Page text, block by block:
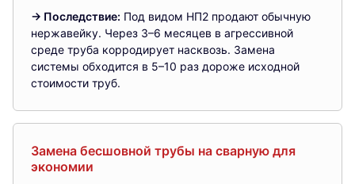
→ Последствие: Под видом НП2 продают обычную
нержавейку. Через 3–6 месяцев в агрессивной
среде труба корродирует насквозь. Замена
системы обходится в 5–10 раз дороже исходной
стоимости труб.
Замена бесшовной трубы на сварную для
экономии